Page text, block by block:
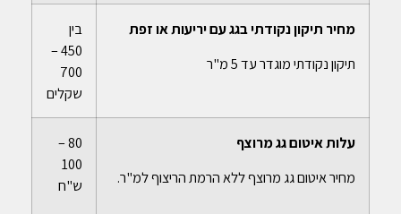
מחיר תיקון נקודתי בגג עם יריעות או זפת
תיקון נקודתי מוגדר עד 5 מ"ר
בין
450 –
700
שקלים
עלות איטום גג מרוצף
מחיר איטום גג מרוצף ללא הרמת הריצוף למ"ר.
80 –
100
ש"ח